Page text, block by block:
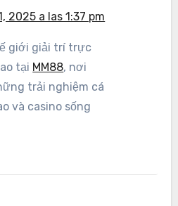
2025 a las 1:37 pm
giới giải trí trực
tại MM88, nơi
trải nghiệm cá
và casino sống